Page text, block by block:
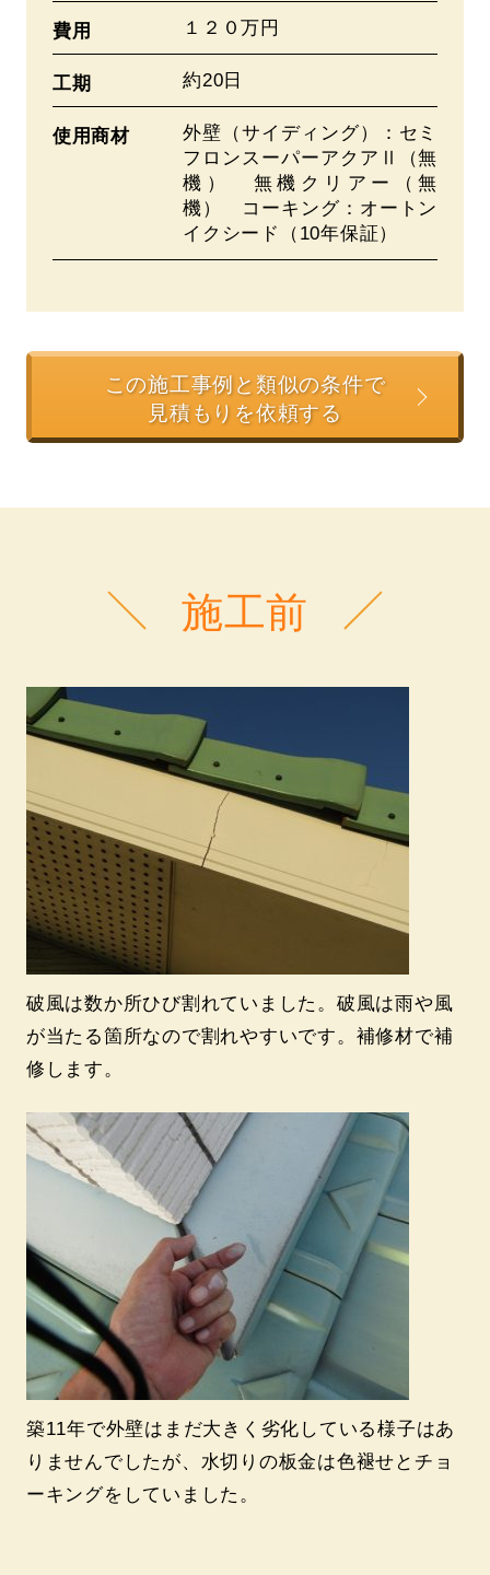
費用 １２０万円
工期 約20日
使用商材
外壁（サイディング）：セミ
フロンスーパーアクアⅡ（無
機） 無機クリアー（無
機） コーキング：オートン
イクシード（10年保証）
この施工事例と類似の条件で
見積もりを依頼する
施工前
破風は数か所ひび割れていました。破風は雨や風
が当たる箇所なので割れやすいです。補修材で補
修します。
築11年で外壁はまだ大きく劣化している様子はあ
りませんでしたが、水切りの板金は色褪せとチョ
ーキングをしていました。